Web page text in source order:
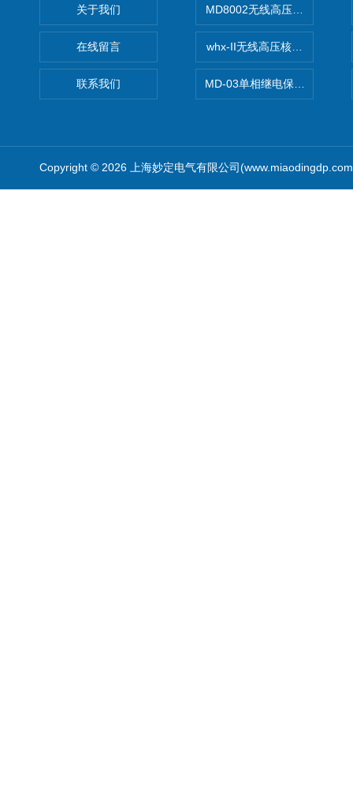
关于我们
在线留言
联系我们
MD8002无线高压核相仪
whx-II无线高压核相仪
MD-03单相继电保护测试仪价
Copyright © 2026 上海妙定电气有限公司